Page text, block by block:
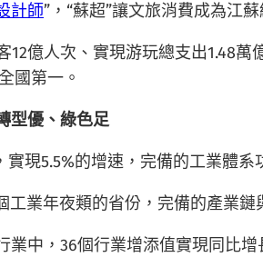
計師”，“蘇超”讓文旅消費成為江
12億人次、實現游玩總支出1.48萬
國第一。
型優、綠色足
實現5.5%的增速，完備的工業體系
工業年夜類的省份，完備的產業
業中，36個行業增添值實現同比